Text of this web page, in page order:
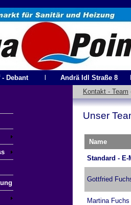
- Debant Andrä Idl Straße 8
Kontakt - Team
Unser
Name
Standard - E-
Gottfried
Martina Fuchs